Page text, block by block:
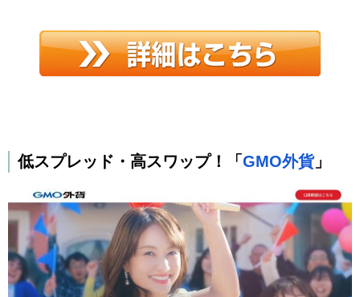
低スプレッド・高スワップ！「 GMO外貨」